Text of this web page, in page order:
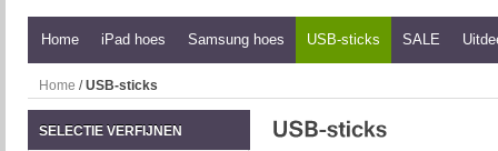
Home iPad hoes Samsung hoes USB-sticks SALE
Home /USB-sticks
SELECTIE VERFIJNEN